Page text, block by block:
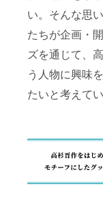
い。そんな思
たちが企画・
ズを通じて、
う人物に興味
たいと考えてい